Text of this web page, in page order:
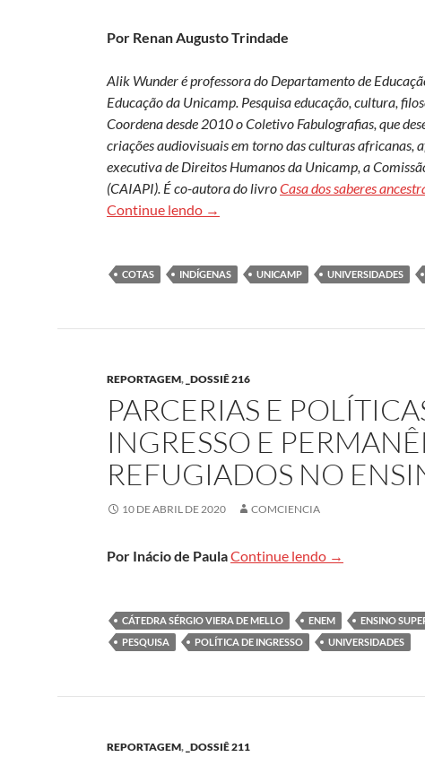
Por Renan Augusto Trindade
Alik Wunder é professora do Departamento de
Educação da Unicamp. Pesquisa educação, cultura,
Coordena desde 2010 o Coletivo Fabulografias, que
criações audiovisuais em torno das culturas africanas,
executiva de Direitos Humanos da Unicamp, a
(CAIAPI). É co-autora do livroCasa dos saberes
Continue lendo
Alik Wunder: ‘Como a
→
COTAS INDÍGENAS UNICAMP UNIVERSIDADES
REPORTAGEM, _DOSSIÊ 216
PARCERIAS E
INGRESSO E
REFUGIADOS NO
10 DE ABRIL DE 2020 COMCIENCIA
Por Inácio de PaulaContinue lendo Parcerias e
→
CÁTEDRA SÉRGIO VIERA DE MELLO ENEM ENSINO
PESQUISA
POLÍTICA DE INGRESSO UNIVERSIDADES
REPORTAGEM, _DOSSIÊ 211